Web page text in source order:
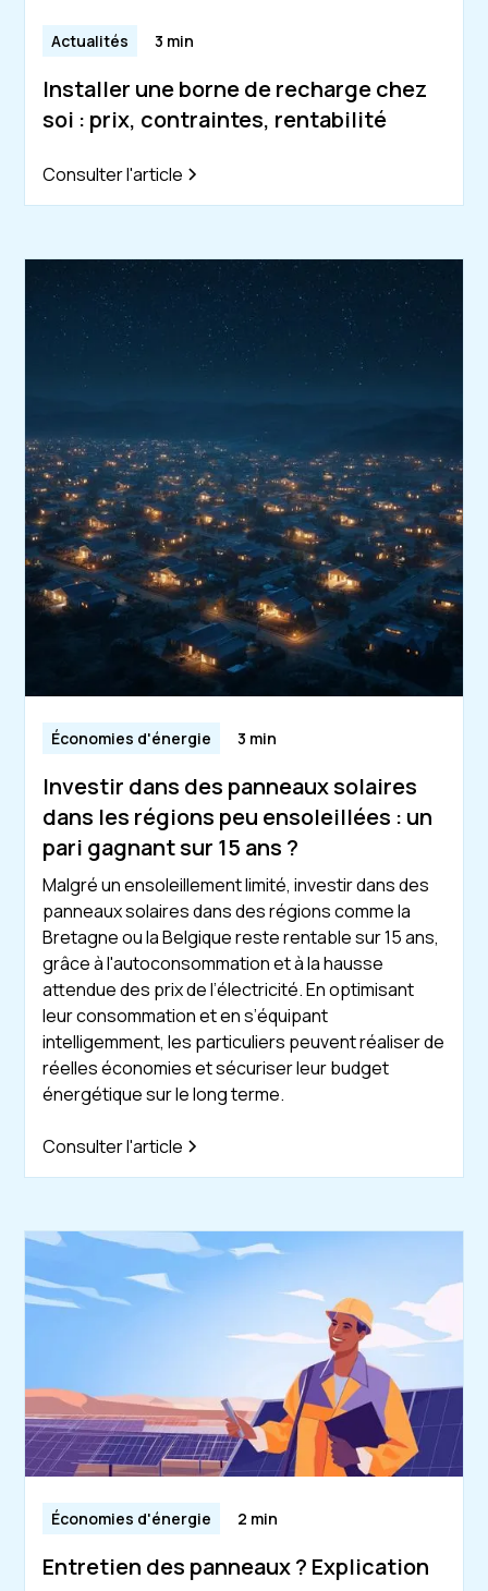
Actualités 3 min
Installer une borne de recharge chez
soi : prix, contraintes, rentabilité
Consulter l'article
Économies d'énergie 3 min
Investir dans des panneaux solaires
dans les régions peu ensoleillées : un
pari gagnant sur 15 ans ?
Malgré un ensoleillement limité, investir dans des
panneaux solaires dans des régions comme la
Bretagne ou la Belgique reste rentable sur 15 ans,
grâce à l'autoconsommation et à la hausse
attendue des prix de l’électricité. En optimisant
leur consommation et en s’équipant
intelligemment, les particuliers peuvent réaliser de
réelles économies et sécuriser leur budget
énergétique sur le long terme.
Consulter l'article
Économies d'énergie 2 min
Entretien des panneaux ? Explication